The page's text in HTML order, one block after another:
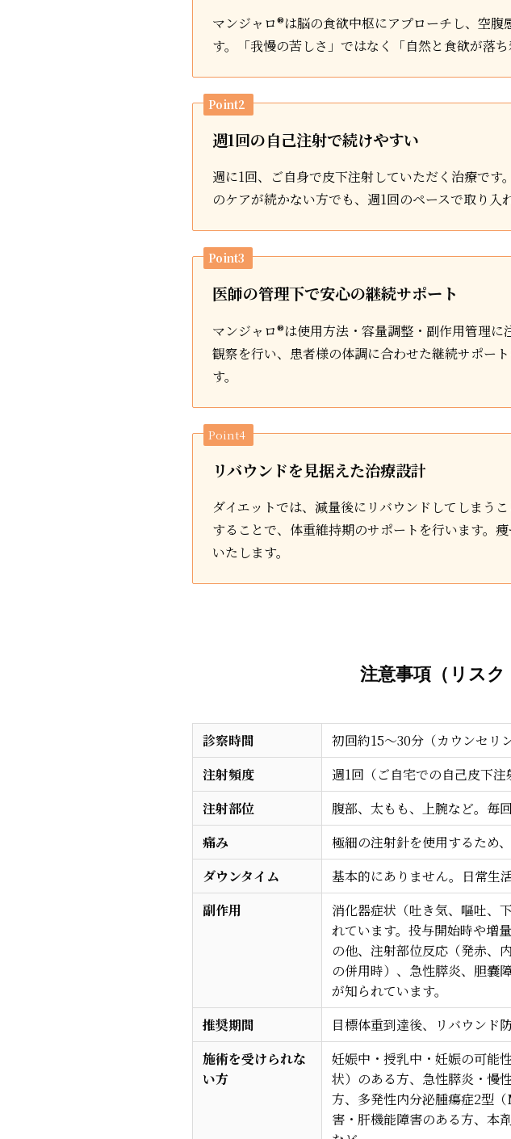
マンジャロ®は脳の食欲中枢にアプローチし、空
す。「我慢の苦しさ」ではなく「自然と食欲が落
Point2
週1回の自己注射で続けやすい
週に1回、ご自身で皮下注射していただく治療で
のケアが続かない方でも、週1回のペースで取り入
Point3
医師の管理下で安心の継続サポート
マンジャロ®は使用方法・容量調整・副作用管理
観察を行い、患者様の体調に合わせた継続サポー
す。
Point4
リバウンドを見据えた治療設計
ダイエットでは、減量後にリバウンドしてしまう
することで、体重維持期のサポートを行います。
いたします。
注意事項（リスク
診察時間
初回約15〜30分（カウンセリ
注射頻度
週1回（ご自宅での自己皮下注
注射部位
腹部、太もも、上腕など。毎
痛み
極細の注射針を使用するため
ダウンタイム
基本的にありません。日常生
副作用
消化器症状（吐き気、嘔吐、
れています。投与開始時や増
の他、注射部位反応（発赤、
の併用時）、急性膵炎、胆嚢
が知られています。
推奨期間
目標体重到達後、リバウンド
施術を受けられな
い方
妊娠中・授乳中・妊娠の可能
状）のある方、急性膵炎・慢
方、多発性内分泌腫瘍症2型
害・肝機能障害のある方、本